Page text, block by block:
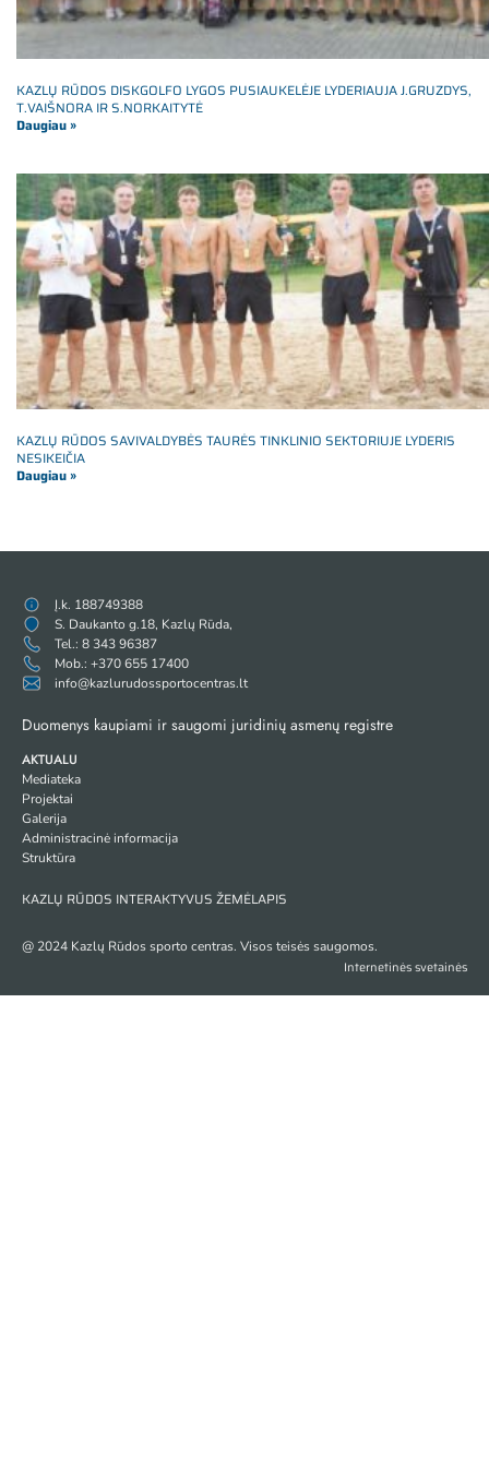
KAZLŲ RŪDOS DISKGOLFO LYGOS PUSIAUKELĖJE LYDERIAUJA J.GRUZDYS,
T.VAIŠNORA IR S.NORKAITYTĖ
Daugiau »
KAZLŲ RŪDOS SAVIVALDYBĖS TAURĖS TINKLINIO SEKTORIUJE LYDERIS
NESIKEIČIA
Daugiau »
Į.k. 188749388
S. Daukanto g.18, Kazlų Rūda,
Tel.: 8 343 96387
Mob.: +370 655 17400
info@kazlurudossportocentras.lt
Duomenys kaupiami ir saugomi juridinių asmenų registre
AKTUALU
Mediateka
Projektai
Galerija
Administracinė informacija
Struktūra
KAZLŲ RŪDOS INTERAKTYVUS ŽEMĖLAPIS
@ 2024 Kazlų Rūdos sporto centras. Visos teisės saugomos.
Internetinės svetainės